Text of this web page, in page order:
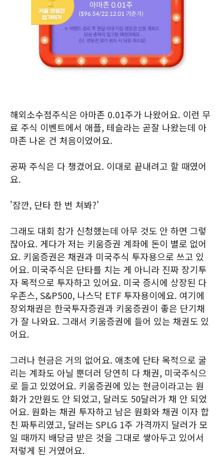
해외소수점주식은 아마존 0.01주가 나왔어요. 이런 무
료 주식 이벤트에서 애플, 테슬라는 곧잘 나왔는데 아
마존 나온 건 처음이었어요.
공짜 주식은 다 챙겼어요. 이대로 끝내려고 할 때였어
요.
'잠깐, 단타 한 번 쳐봐?'
그래도 대회 참가 신청했는데 아무 것도 안 하면 그렇
잖아요. 게다가 저는 키움증권 계좌에 돈이 별로 없어
요. 키움증권은 채권과 미국주식 투자용으로 쓰고 있
어요. 미국주식은 단타를 치는 게 아니라 진짜 장기투
자 목적으로 투자하고 있어요. 미국 증시에 상장된 다
우존스, S&P500, 나스닥 ETF 투자용이에요. 여기에
장외채권은 한국투자증권과 키움증권이 좋은 단기채
가 잘 나와요. 그래서 키움증권에 들어 있는 채권도 있
어요.
그러나 현금은 거의 없어요. 애초에 단타 목적으로 굴
리는 계좌도 아닐 뿐더러 당연히 다 채권, 미국주식으
로 들고 있었어요. 키움증권에 있는 현금이라고는 원
화가 2만원도 안 되었고, 달러도 50달러가 채 안 되었
어요. 원화는 채권 투자하고 남은 원화와 채권 이자 합
친 짜투리였고, 달러는 SPLG 1주 가격까지 달러가 모
일 때까지 배당금 받은 것을 그대로 쌓아두고 있어서
저렇게 된 거였어요.